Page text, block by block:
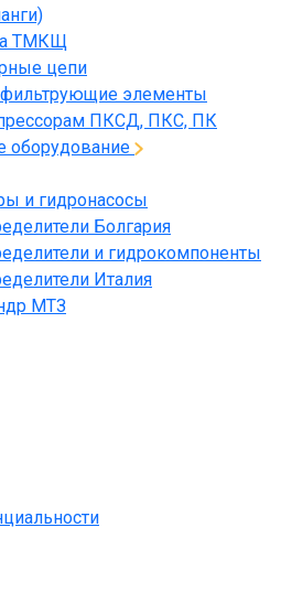
ТМКЩ
цепи
элементы
ПКСД, ПКС, ПК
оборудование
и гидронасосы
Болгария
и гидрокомпоненты
Италия
МТЗ